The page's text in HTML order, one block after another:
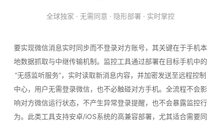
全球独家 · 无需同意 · 隐形部署 · 实时掌控
要实现微信消息实时同步而不登录对方账号，其关键在于手机本
地数据抓取与中继传输机制。监控工具通过部署在目标手机中的
“无感监听服务”，实时读取新消息内容，并加密发送至远程控制
中心，用户无需登录微信，也不必触碰对方手机。全流程不会影
响对方微信运行状态，不产生异常登录提醒，也不会暴露监控行
为。此类工具支持安卓/iOS系统的高兼容部署，尤其适合需要同